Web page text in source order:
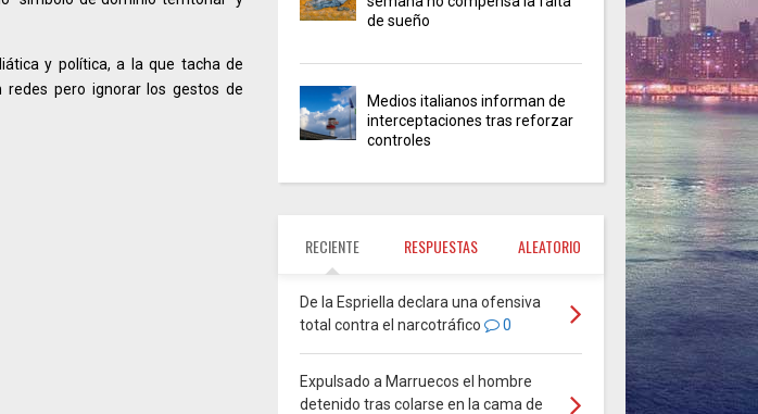
y política, a la que tacha de
redes pero ignorar los gestos de
de sueño
Medios italianos informan de
interceptaciones tras reforzar
controles
RECIENTE RESPUESTAS ALEATORIO
De la Espriella declara una ofensiva
total contra el narcotráfico
0
Expulsado a Marruecos el hombre
detenido tras colarse en la cama de